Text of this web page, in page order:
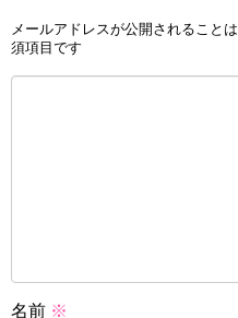
メールアドレスが公開されることは
須項目です
名前 ※